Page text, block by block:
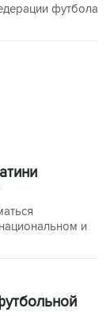
футбола
и